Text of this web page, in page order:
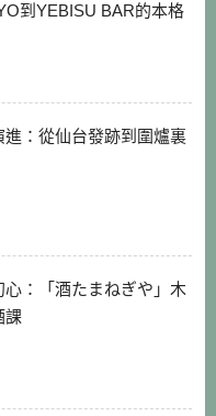
到YEBISU BAR的本格
：從仙台發跡到圍爐裏
：「酒たまねぎや」木
課